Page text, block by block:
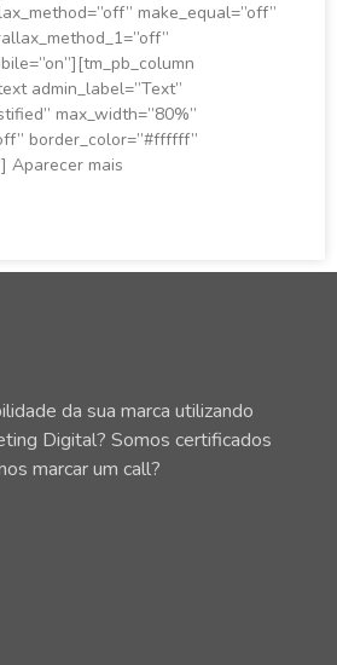
make_equal=”off”
admin_label=”Text”
max_width=”80%”
border_color=”#ffffff”
Aparecer mais
da sua marca utilizando
Digital? Somos certificados
marcar um call?